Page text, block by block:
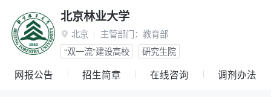
北京林业大学
 北京 主管部门： 教育部
“双一流”建设高校
研究生院
网报公告 招生简章 在线咨询 调剂办法